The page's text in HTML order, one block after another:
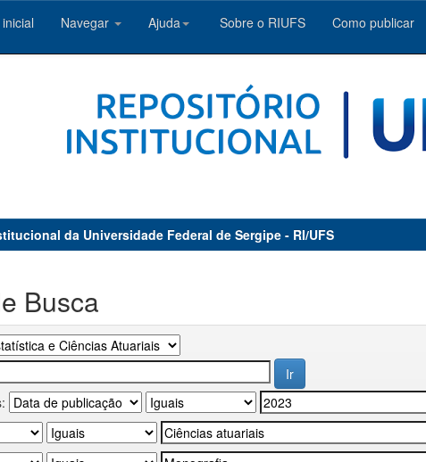
Navegar Ajuda Sobre o RIUFS Como publicar
da Universidade Federal de Sergipe - RI/UFS
Busca